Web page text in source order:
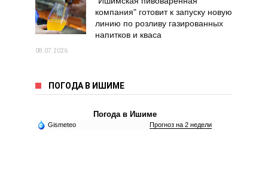
компания" готовит к запуску новую
линию по розливу газированных
напитков и кваса
08.07.2026
ПОГОДА В ИШИМЕ
Погода в Ишиме
Gismeteo Прогноз на 2 недели